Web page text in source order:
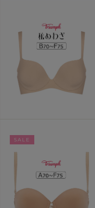
SALE